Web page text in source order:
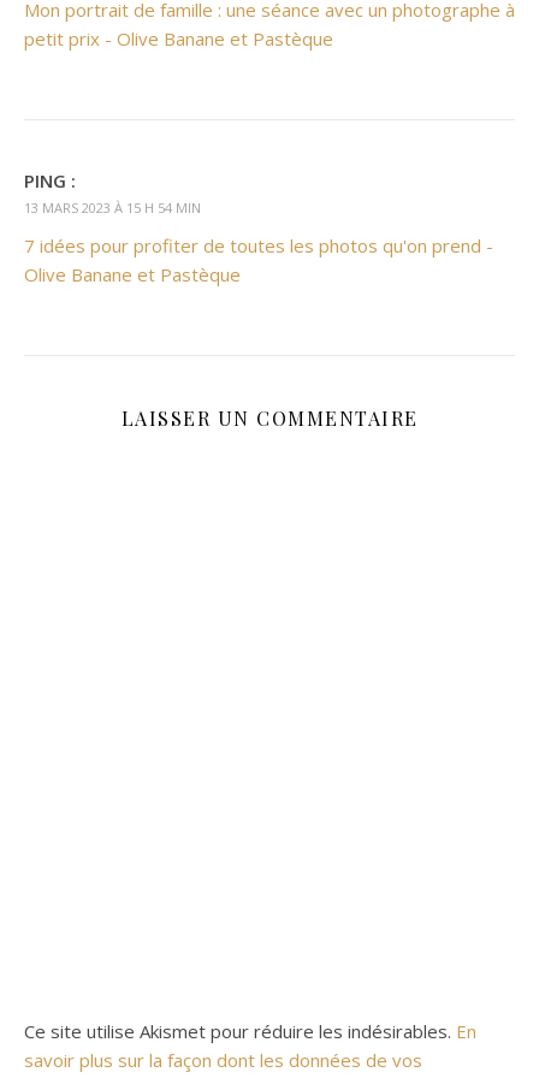
Mon portrait de famille : une séance avec un photographe à
petit prix - Olive Banane et Pastèque
PING :
13 MARS 2023 À 15 H 54 MIN
7 idées pour profiter de toutes les photos qu'on prend -
Olive Banane et Pastèque
LAISSER UN COMMENTAIRE
Ce site utilise Akismet pour réduire les indésirables. En
savoir plus sur la façon dont les données de vos